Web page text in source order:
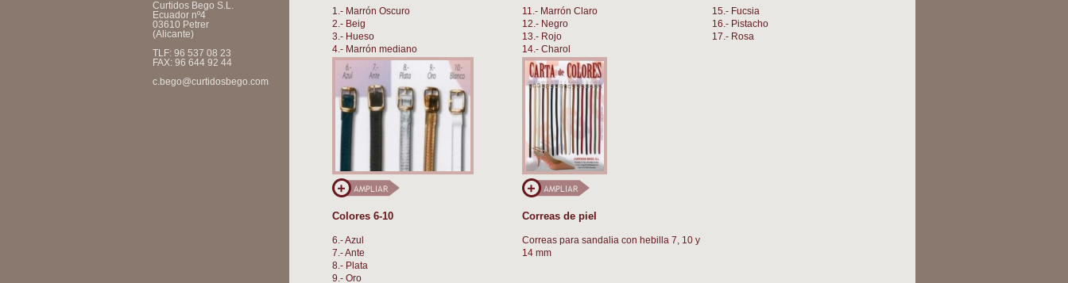
Curtidos Bego S.L.
Ecuador nº4
03610 Petrer
(Alicante)
TLF: 96 537 08 23
FAX: 96 644 92 44
c.bego@curtidosbego.com
1.- Marrón Oscuro
2.- Beig
3.- Hueso
4.- Marrón mediano
5.- Camel
11.- Marrón Claro
12.- Negro
13.- Rojo
14.- Charol
15.- Fucsia
16.- Pistacho
17.- Rosa
Colores 6-10
6.- Azul
7.- Ante
8.- Plata
9.- Oro
Correas de piel
Correas para sandalia con hebilla 7, 10 y
14 mm